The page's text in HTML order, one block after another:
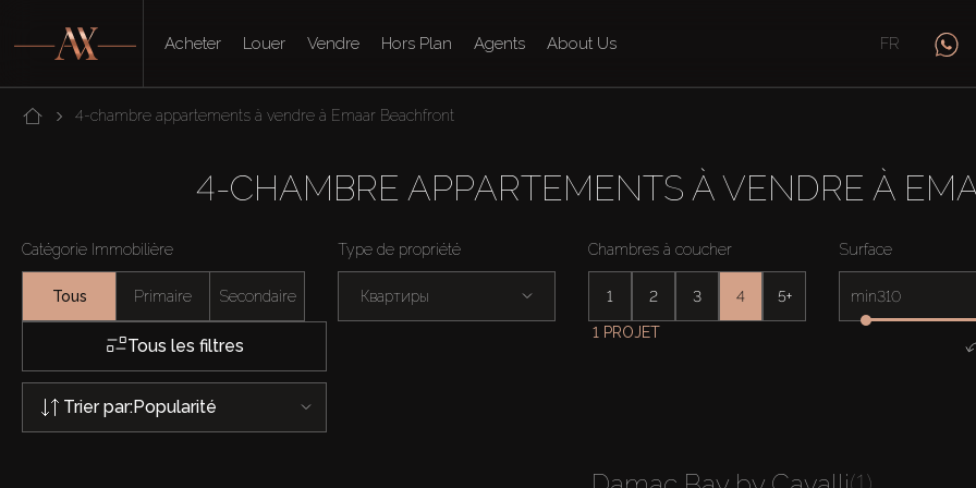
Acheter Louer Vendre Hors Plan Agents About Us FR
4-chambre appartements à vendre à Emaar Beachfront
4-CHAMBRE APPARTEMENTS À VENDRE À
Catégorie Immobilière
Tous Primaire Secondaire
Type de propriété
Квартиры
Chambres à coucher
1 2 3 4 5+
Surface
min
Tous les filtres
1 PROJET
Trier par:Popularité